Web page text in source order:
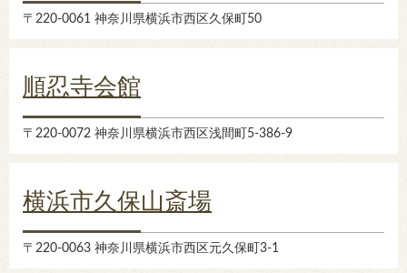
〒220-0061 神奈川県横浜市西区久保町50
順忍寺会館
〒220-0072 神奈川県横浜市西区浅間町5-386-9
横浜市久保山斎場
〒220-0063 神奈川県横浜市西区元久保町3-1